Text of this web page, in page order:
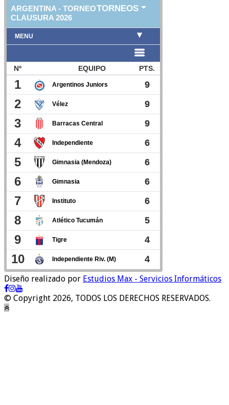
Diseño realizado por Estudios Max - Servicios Informáticos
© Copyright 2026, TODOS LOS DERECHOS RESERVADOS.